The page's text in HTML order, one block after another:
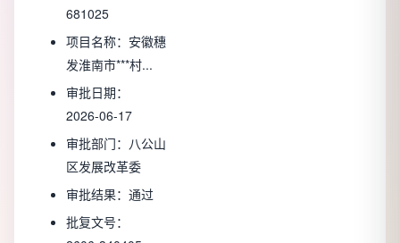
681025
项目名称： 安徽穗
发淮南市***村...
审批日期：
2026-06-17
审批部门： 八公山
区发展改革委
审批结果： 通过
批复文号：